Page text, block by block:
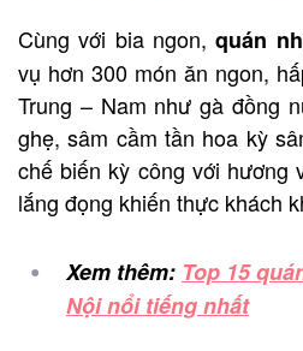
Cùng với bia ngon,quán
vụ hơn 300 món ăn ngon,
Trung – Nam như gà đồng
ghẹ, sâm cầm tần hoa kỳ
chế biến kỳ công với hương
lắng đọng khiến thực khách
Xem thêm: Top 15
Nội nổi tiếng nhất